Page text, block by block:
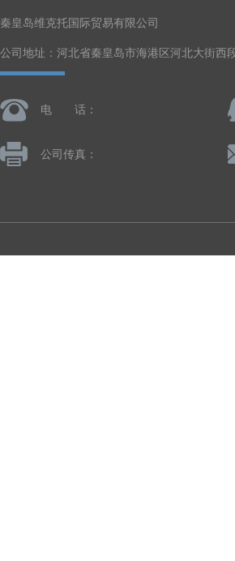
秦皇岛维克托国际贸易有限公司
公司地址：河北省秦皇岛市海港区河北大街西
电 话：
公司传真：